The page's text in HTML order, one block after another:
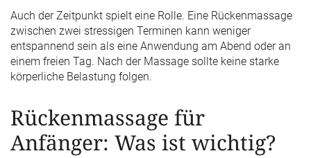
Auch der Zeitpunkt spielt eine Rolle. Eine Rückenmassage
zwischen zwei stressigen Terminen kann weniger
entspannend sein als eine Anwendung am Abend oder an
einem freien Tag. Nach der Massage sollte keine starke
körperliche Belastung folgen.
Rückenmassage für
Anfänger: Was ist wichtig?